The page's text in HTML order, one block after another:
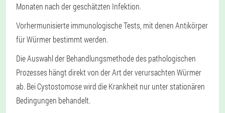
Monaten nach der geschätzten Infektion.
Vorhermunisierte immunologische Tests, mit denen Antikörper
für Würmer bestimmt werden.
Die Auswahl der Behandlungsmethode des pathologischen
Prozesses hängt direkt von der Art der verursachten Würmer
ab. Bei Cystostomose wird die Krankheit nur unter stationären
Bedingungen behandelt.